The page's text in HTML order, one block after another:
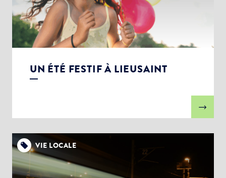
UN ÉTÉ FESTIF À LIEUSAINT
VIE LOCALE